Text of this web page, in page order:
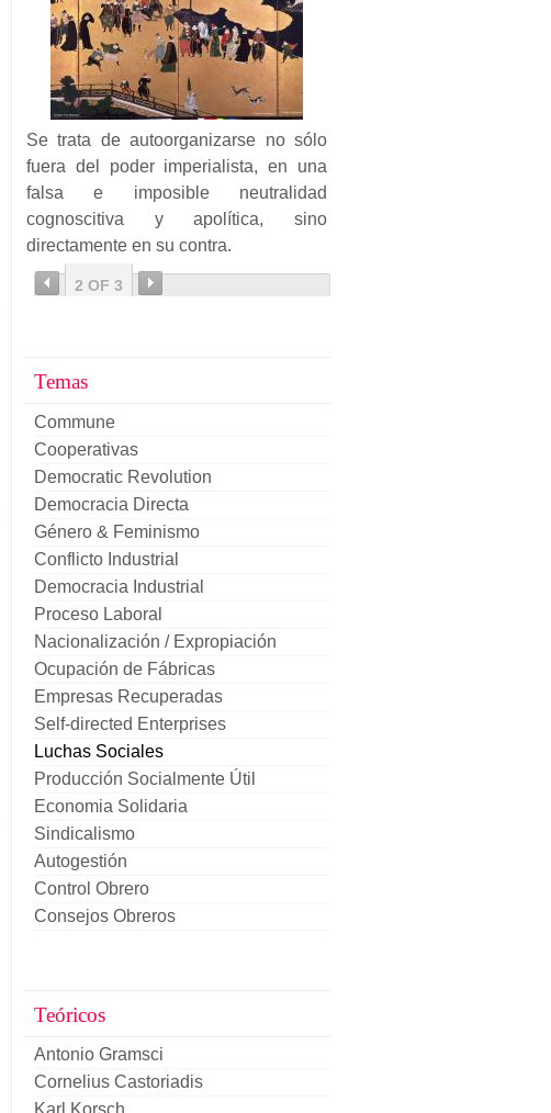
Se trata de autoorganizarse no sólo
fuera del poder imperialista, en una
falsa e imposible neutralidad
cognoscitiva y apolítica, sino
directamente en su contra.
2 OF 3
Temas
Commune
Cooperativas
Democratic Revolution
Democracia Directa
Género & Feminismo
Conflicto Industrial
Democracia Industrial
Proceso Laboral
Nacionalización / Expropiación
Ocupación de Fábricas
Empresas Recuperadas
Self-directed Enterprises
Luchas Sociales
Producción Socialmente Útil
Economia Solidaria
Sindicalismo
Autogestión
Control Obrero
Consejos Obreros
Teóricos
Antonio Gramsci
Cornelius Castoriadis